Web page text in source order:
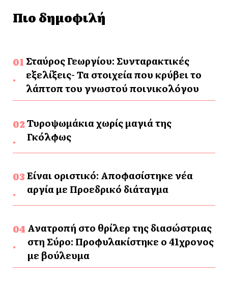
Πιο δημοφιλή
Σταύρος Γεωργίου: Συνταρακτικές
εξελίξεις- Τα στοιχεία που κρύβει το
λάπτοπ του γνωστού ποινικολόγου
Τυροψωμάκια χωρίς μαγιά της
Γκόλφως
Είναι οριστικό: Αποφασίστηκε νέα
αργία με Προεδρικό διάταγμα
Ανατροπή στο θρίλερ της διασώστριας
στη Σύρο: Προφυλακίστηκε ο 41χρονος
με βούλευμα